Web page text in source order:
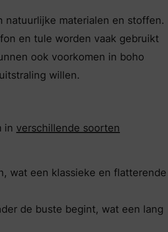
natuurlijke materialen en stoffen.
en tule worden vaak gebruikt
ook voorkomen in boho
willen.
in verschillende soorten
wat een klassieke en flatterende
de buste begint, wat een lang